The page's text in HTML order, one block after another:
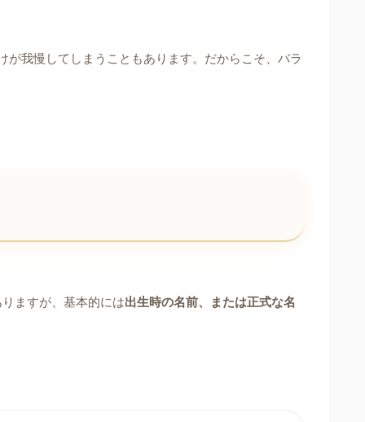
我慢してしまうこともあります。だからこそ、バラ
ますが、基本的には出生時の名前、または正式な名